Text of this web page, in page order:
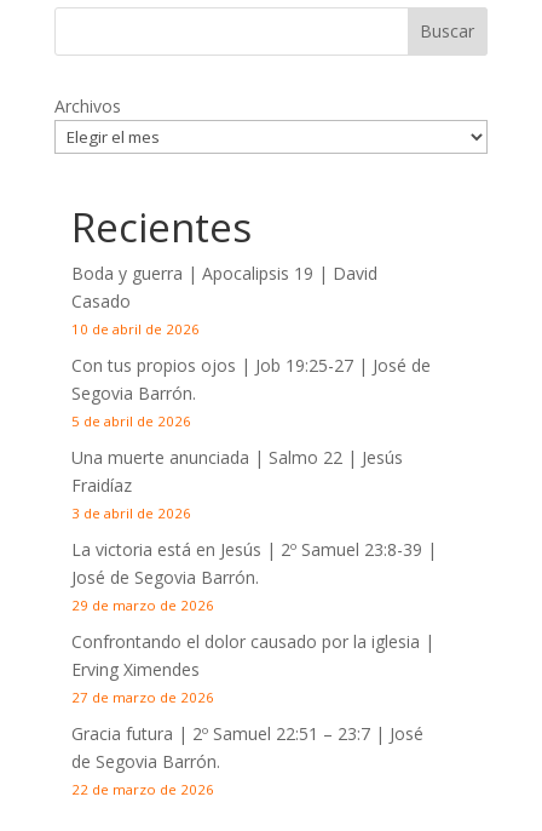
Archivos
Recientes
Boda y guerra | Apocalipsis 19 | David
Casado
10 de abril de 2026
Con tus propios ojos | Job 19:25-27| José de
Segovia Barrón.
5 de abril de 2026
Una muerte anunciada | Salmo 22 | Jesús
Fraidíaz
3 de abril de 2026
La victoria está en Jesús | 2º Samuel 23:8-39 |
José de Segovia Barrón.
29 de marzo de 2026
Confrontando el dolor causado por la iglesia |
Erving Ximendes
27 de marzo de 2026
Gracia futura | 2º Samuel 22:51 – 23:7| José
de Segovia Barrón.
22 de marzo de 2026